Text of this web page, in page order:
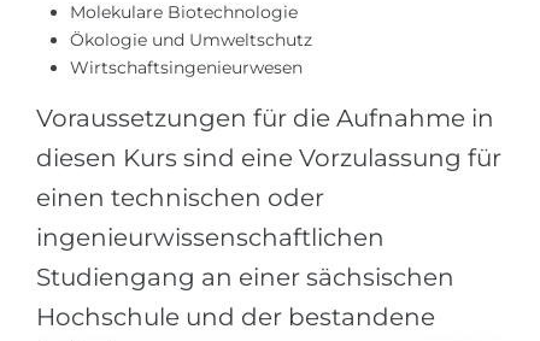
Molekulare Biotechnologie
Ökologie und Umweltschutz
Wirtschaftsingenieurwesen
Voraussetzungen für die Aufnahme in
diesen Kurs sind eine Vorzulassung für
einen technischen oder
ingenieurwissenschaftlichen
Studiengang an einer sächsischen
Hochschule und der bestandene